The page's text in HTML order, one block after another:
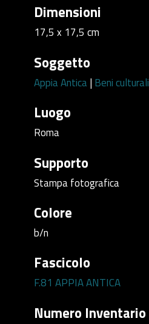
Dimensioni
17,5 x 17,5 cm
Soggetto
Appia Antica| Beni culturali
Luogo
Roma
Supporto
Stampa fotografica
Colore
b/n
Fascicolo
F.81 APPIA ANTICA
Numero Inventario